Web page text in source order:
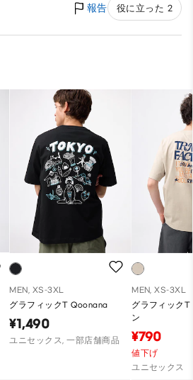
報告 役に立った 2
MEN, XS-3XL
グラフィックT Qoonana
¥1,490
ユニセックス, 一部店舗商品
MEN, XS-3XL
グラフィックT
ン
¥790
値下げ
ユニセックス